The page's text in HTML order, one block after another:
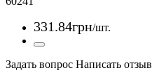
331.84грн/шт.
Задать вопрос Написать отзыв